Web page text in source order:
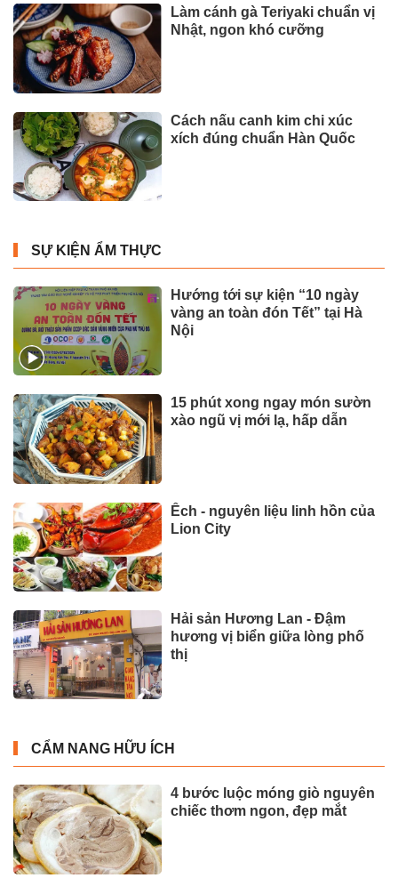
Làm cánh gà Teriyaki chuẩn vị
Nhật, ngon khó cưỡng
Cách nấu canh kim chi xúc
xích đúng chuẩn Hàn Quốc
SỰ KIỆN ẨM THỰC
Hướng tới sự kiện “10 ngày
vàng an toàn đón Tết” tại Hà
Nội
15 phút xong ngay món sườn
xào ngũ vị mới lạ, hấp dẫn
Ếch - nguyên liệu linh hồn của
Lion City
Hải sản Hương Lan - Đậm
hương vị biển giữa lòng phố
thị
CẨM NANG HỮU ÍCH
4 bước luộc móng giò nguyên
chiếc thơm ngon, đẹp mắt